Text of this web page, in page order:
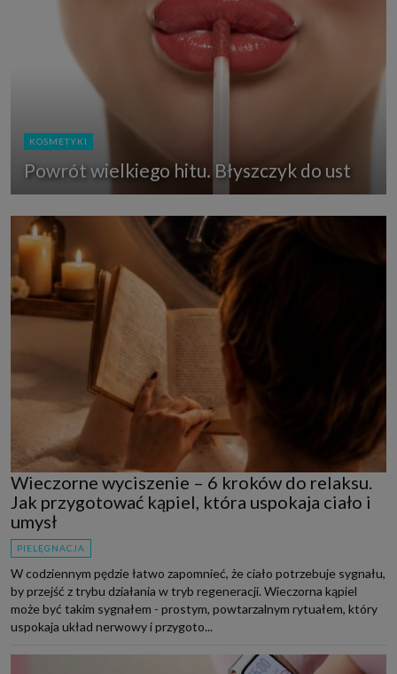
KOSMETYKI
Powrót wielkiego hitu. Błyszczyk do ust
Wieczorne wyciszenie – 6 kroków do relaksu.
Jak przygotować kąpiel, która uspokaja ciało i
umysł
PIELĘGNACJA
W codziennym pędzie łatwo zapomnieć, że ciało potrzebuje sygnału,
by przejść z trybu działania w tryb regeneracji. Wieczorna kąpiel
może być takim sygnałem - prostym, powtarzalnym rytuałem, który
uspokaja układ nerwowy i przygoto...